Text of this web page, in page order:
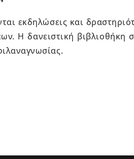
εκδηλώσεις και
Η δανειστική βιβλιοθήκη